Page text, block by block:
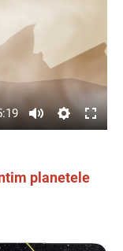
planetele